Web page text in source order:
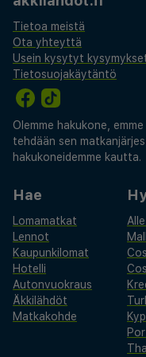
rauhallisemman,
viileämpiä
kestävyysveroa
saapuessasi. Olitpa
kesänä tai
Boutique Hotel on
Tietoa meistä
Ota yhteyttä
Usein kysytyt
Tietosuojakäytäntö
Olemme hakukone,
tehdään sen
hakukoneidemme kautta.
Hae
Lomamatkat
Lennot
Kaupunkilomat
Hotelli
Autonvuokraus
Äkkilähdöt
Matkakohde